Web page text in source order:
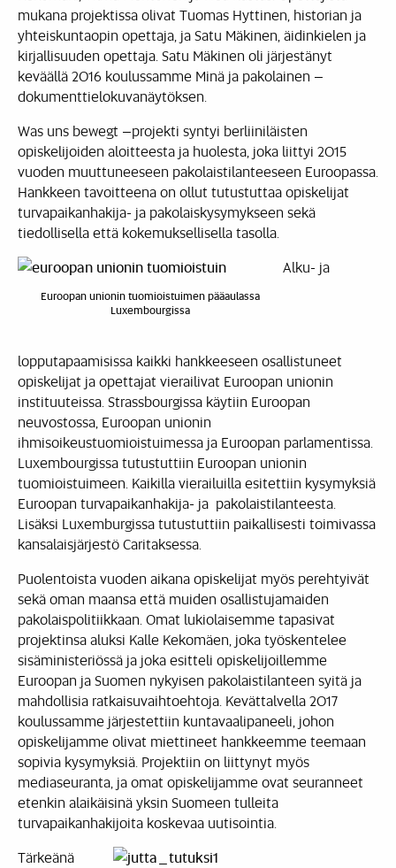
mukana projektissa olivat Tuomas Hyttinen, historian ja
yhteiskuntaopin opettaja, ja Satu Mäkinen, äidinkielen ja
kirjallisuuden opettaja. Satu Mäkinen oli järjestänyt
keväällä 2016 koulussamme Minä ja pakolainen –
dokumenttielokuvanäytöksen.
Was uns bewegt –projekti syntyi berliiniläisten
opiskelijoiden aloitteesta ja huolesta, joka liittyi 2015
vuoden muuttuneeseen pakolaistilanteeseen Euroopassa.
Hankkeen tavoitteena on ollut tutustuttaa opiskelijat
turvapaikanhakija- ja pakolaiskysymykseen sekä
tiedollisella että kokemuksellisella tasolla.
Euroopan unionin tuomioistuimen pääaulassa
Luxembourgissa
Alku- ja
lopputapaamisissa kaikki hankkeeseen osallistuneet
opiskelijat ja opettajat vierailivat Euroopan unionin
instituuteissa. Strassbourgissa käytiin Euroopan
neuvostossa, Euroopan unionin
ihmisoikeustuomioistuimessa ja Euroopan parlamentissa.
Luxembourgissa tutustuttiin Euroopan unionin
tuomioistuimeen. Kaikilla vierailuilla esitettiin kysymyksiä
Euroopan turvapaikanhakija- ja pakolaistilanteesta.
Lisäksi Luxemburgissa tutustuttiin paikallisesti toimivassa
kansalaisjärjestö Caritaksessa.
Puolentoista vuoden aikana opiskelijat myös perehtyivät
sekä oman maansa että muiden osallistujamaiden
pakolaispolitiikkaan. Omat lukiolaisemme tapasivat
projektinsa aluksi Kalle Kekomäen, joka työskentelee
sisäministeriössä ja joka esitteli opiskelijoillemme
Euroopan ja Suomen nykyisen pakolaistilanteen syitä ja
mahdollisia ratkaisuvaihtoehtoja. Kevättalvella 2017
koulussamme järjestettiin kuntavaalipaneeli, johon
opiskelijamme olivat miettineet hankkeemme teemaan
sopivia kysymyksiä. Projektiin on liittynyt myös
mediaseuranta, ja omat opiskelijamme ovat seuranneet
etenkin alaikäisinä yksin Suomeen tulleita
turvapaikanhakijoita koskevaa uutisointia.
Tärkeänä